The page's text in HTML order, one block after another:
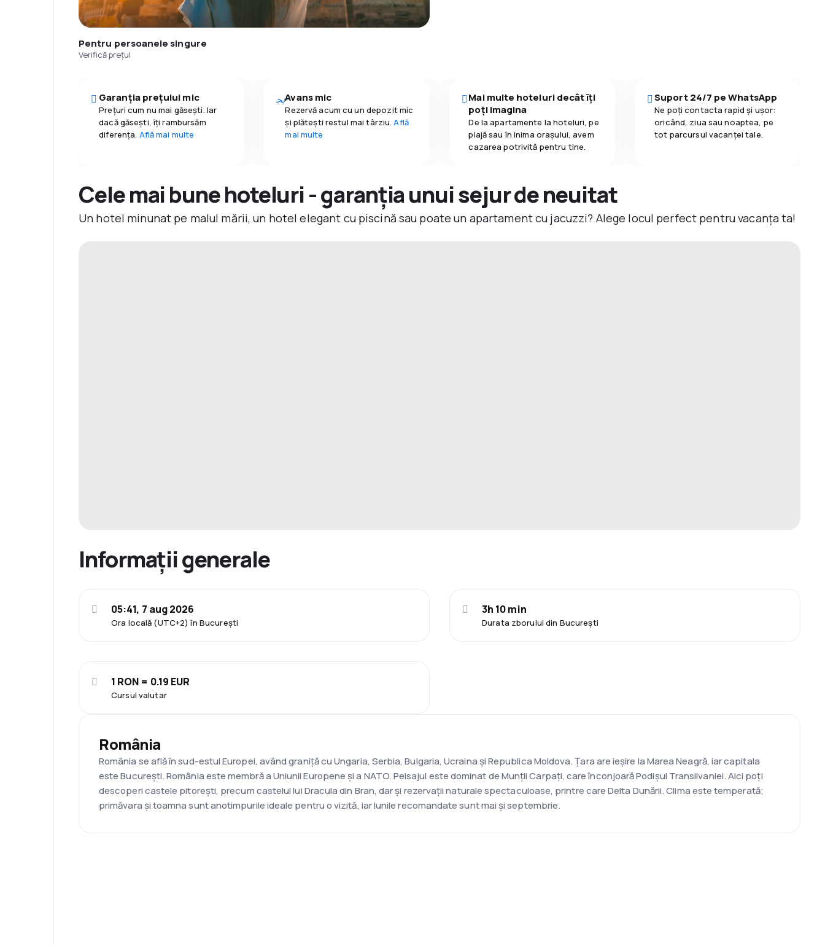
Pentru persoanele singure
Verifică prețul
Garanția prețului mic
Prețuri cum nu mai găsești. Iar
dacă găseşti, îți rambursăm
diferența. Află mai multe
Avans mic
Rezervă acum cu un depozit mic
și plătești restul mai târziu.Află
mai multe
Mai multe hoteluri decât îți
poți imagina
De la apartamente la hoteluri, pe
plajă sau în inima orașului, avem
cazarea potrivită pentru tine.
Suport 24/7 pe WhatsApp
Ne poți contacta rapid și ușor:
oricând, ziua sau noaptea, pe
tot parcursul vacanței tale.
Cele mai bune hoteluri - garanția unui sejur de neuitat
Un hotel minunat pe malul mării, un hotel elegant cu piscină sau poate un apartament cu jacuzzi? Alege locul perfect pentru vacanța ta!
Informații generale
Ora locală (UTC+2) în București
05:41, 7 aug 2026
Durata zborului din București
3h 10 min
Cursul valutar
1 RON = 0.19 EUR
România
România se află în sud-estul Europei, având graniță cu Ungaria, Serbia, Bulgaria, Ucraina și Republica Moldova. Țara are ieșire la Marea Neagră, iar capitala
este București. România este membră a Uniunii Europene și a NATO. Peisajul este dominat de Munții Carpați, care înconjoară Podișul Transilvaniei. Aici poți
descoperi castele pitorești, precum castelul lui Dracula din Bran, dar și rezervații naturale spectaculoase, printre care Delta Dunării. Clima este temperată;
primăvara și toamna sunt anotimpurile ideale pentru o vizită, iar lunile recomandate sunt mai și septembrie.